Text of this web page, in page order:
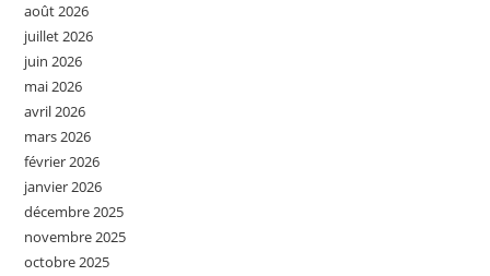
août 2026
juillet 2026
juin 2026
mai 2026
avril 2026
mars 2026
février 2026
janvier 2026
décembre 2025
novembre 2025
octobre 2025